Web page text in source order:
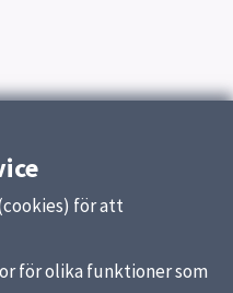
för att
för olika funktioner som